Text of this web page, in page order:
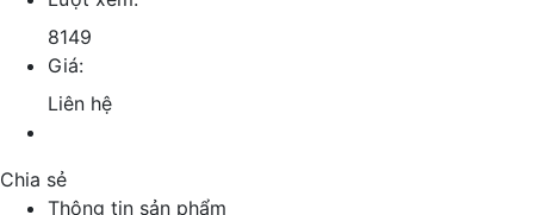
8149
Giá:
Liên hệ
Chia sẻ
Thông tin sản phẩm